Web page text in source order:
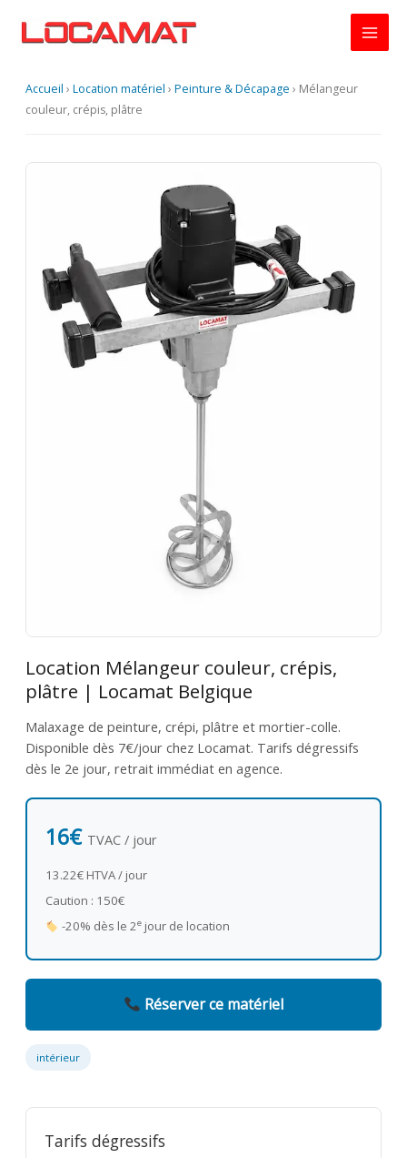
Accueil › Location matériel › Peinture & Décapage › Mélangeur
couleur, crépis, plâtre
Location Mélangeur couleur, crépis,
plâtre | Locamat Belgique
Malaxage de peinture, crépi, plâtre et mortier-colle.
Disponible dès 7€/jour chez Locamat. Tarifs dégressifs
dès le 2e jour, retrait immédiat en agence.
16€ TVAC / jour
13.22€ HTVA / jour
Caution : 150€
-20% dès le 2ejour de location
Réserver ce matériel
intérieur
Tarifs dégressifs